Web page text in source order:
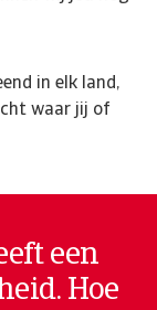
in elk land,
waar jij of
een
Hoe